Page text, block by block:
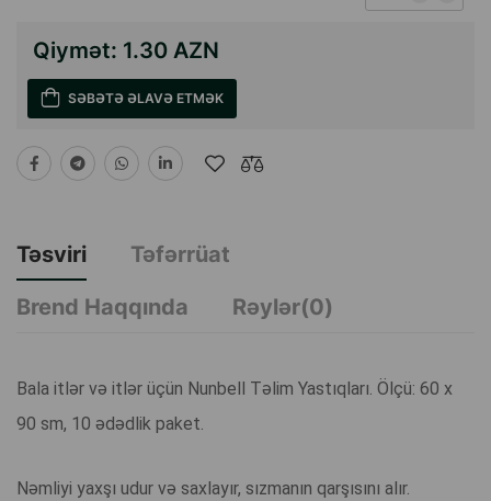
Qiymət: 1.30 AZN
SƏBƏTƏ ƏLAVƏ ETMƏK
Təsviri
Təfərrüat
Brend Haqqında
Rəylər(0)
Bala itlər və itlər üçün Nunbell Təlim Yastıqları. Ölçü: 60 x
90 sm, 10 ədədlik paket.
Nəmliyi yaxşı udur və saxlayır, sızmanın qarşısını alır.